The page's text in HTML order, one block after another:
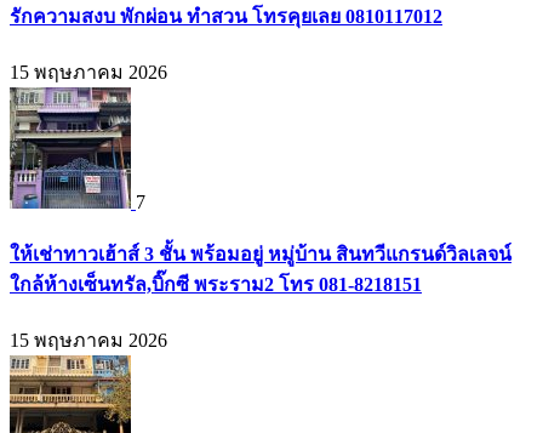
รักความสงบ พักผ่อน ทำสวน โทรคุยเลย 0810117012
15 พฤษภาคม 2026
7
ให้เช่าทาวเฮ้าส์ 3 ชั้น พร้อมอยู่ หมู่บ้าน สินทวีแกรนด์วิลเลจน์
ใกล้ห้างเซ็นทรัล,บิ๊กซี พระราม2 โทร 081-8218151
15 พฤษภาคม 2026